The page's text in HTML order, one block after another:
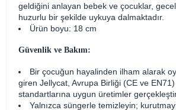
geldiğini anlayan bebek ve çocuklar,
huzurlu bir şekilde uykuya dalmaktadır.
Ürün boyu: 18 cm
Güvenlik ve Bakım:
Bir çocuğun hayalinden ilham alarak
giren Jellycat, Avrupa Birliği (CE ve
standartlarına uygun üretimler
Yalnızca süngerle temizleyin;